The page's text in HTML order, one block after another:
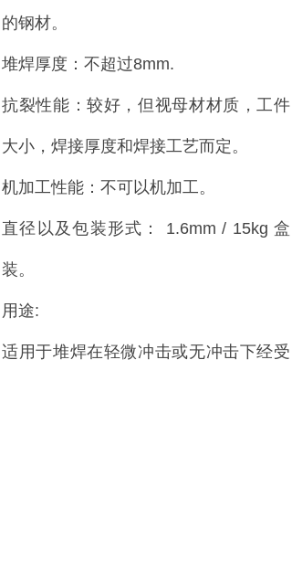
的钢材。
堆焊厚度：不超过8mm.
抗裂性能：较好，但视母材材质，工件
大小，焊接厚度和焊接工艺而定。
机加工性能：不可以机加工。
直径以及包装形式： 1.6mm / 15kg 盒
装。
用途:
适用于堆焊在轻微冲击或无冲击下经受